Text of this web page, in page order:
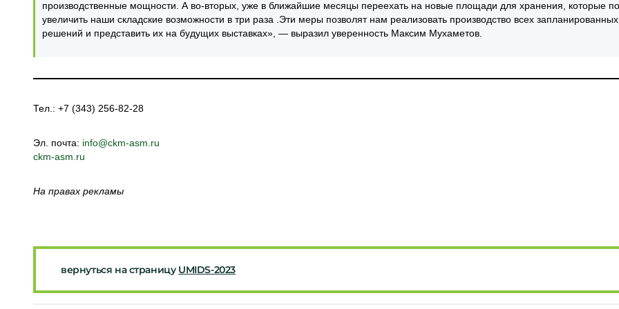
производственные мощности. А во-вторых, уже в ближайшие месяцы переехать на новые площади для хранения, которые
увеличить наши складские возможности в три раза .Эти меры позволят нам реализовать производство всех запланированных
решений и представить их на будущих выставках», — выразил уверенность Максим Мухаметов.
Тел.: +7 (343) 256-82-28
Эл. почта: info@ckm-asm.ru
ckm-asm.ru
На правах рекламы
вернуться на страницу UMIDS-2023